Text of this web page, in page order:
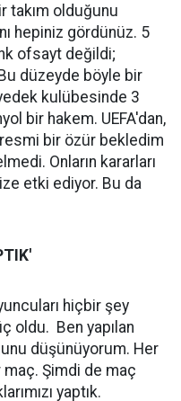
takım olduğunu
hepiniz gördünüz. 5
ofsayt değildi;
düzeyde böyle bir
kulübesinde 3
bir hakem. UEFA'dan,
bir özür bekledim
Onların kararları
etki ediyor. Bu da
hiçbir şey
oldu. Ben yapılan
düşünüyorum. Her
Şimdi de maç
yaptık.